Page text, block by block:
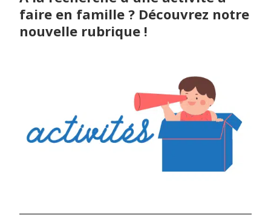
faire en famille ? Découvrez notre
nouvelle rubrique !